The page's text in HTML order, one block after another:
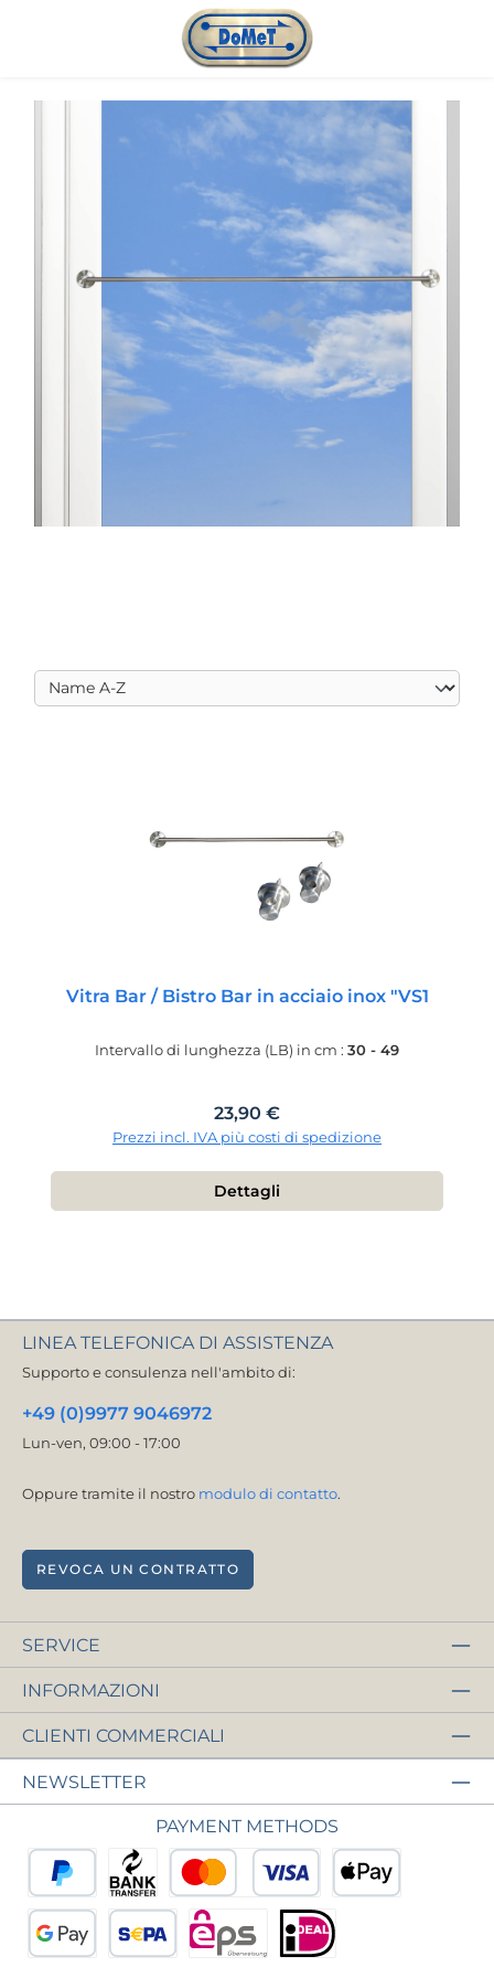
Passa al contenuto principale
Vitra Bar / Bistro Bar in acciaio inox "VS1
Intervallo di lunghezza (LB) in cm : 30 - 49
Prezzo normale:
23,90 €
Prezzi incl. IVA più costi di spedizione
Dettagli
LINEA TELEFONICA DI ASSISTENZA
Supporto e consulenza nell'ambito di:
+49 (0)9977 9046972
Lun-ven, 09:00 - 17:00
Oppure tramite il nostro modulo di contatto.
REVOCA UN CONTRATTO
SERVICE
INFORMAZIONI
CLIENTI COMMERCIALI
NEWSLETTER
PAYMENT METHODS